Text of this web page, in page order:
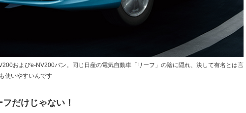
およびe-NV200バン。同じ日産の電気自動車「リーフ」の陰に隠れ、決して有名とは言
使いやすいんです
だけじゃない！